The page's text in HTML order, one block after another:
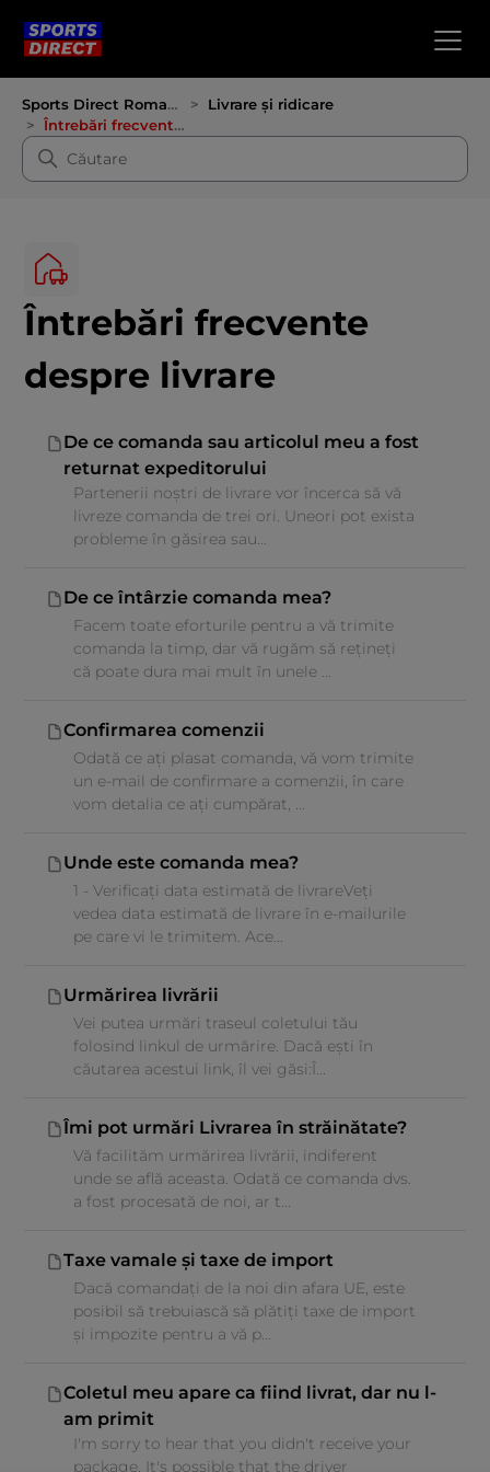
Sports Direct Romania
Livrare și ridicare
Întrebări frecvente despre livrare
Întrebări frecvente
despre livrare
De ce comanda sau articolul meu a fost
returnat expeditorului
Partenerii noștri de livrare vor încerca să vă
livreze comanda de trei ori. Uneori pot exista
probleme în găsirea sau...
De ce întârzie comanda mea?
Facem toate eforturile pentru a vă trimite
comanda la timp, dar vă rugăm să rețineți
că poate dura mai mult în unele ...
Confirmarea comenzii
Odată ce ați plasat comanda, vă vom trimite
un e-mail de confirmare a comenzii, în care
vom detalia ce ați cumpărat, ...
Unde este comanda mea?
1 - Verificați data estimată de livrareVeți
vedea data estimată de livrare în e-mailurile
pe care vi le trimitem. Ace...
Urmărirea livrării
Vei putea urmări traseul coletului tău
folosind linkul de urmărire. Dacă ești în
căutarea acestui link, îl vei găsi:Î...
Îmi pot urmări Livrarea în străinătate?
Vă facilităm urmărirea livrării, indiferent
unde se află aceasta. Odată ce comanda dvs.
a fost procesată de noi, ar t...
Taxe vamale și taxe de import
Dacă comandați de la noi din afara UE, este
posibil să trebuiască să plătiți taxe de import
și impozite pentru a vă p...
Coletul meu apare ca fiind livrat, dar nu l-
am primit
I'm sorry to hear that you didn't receive your
package. It's possible that the driver